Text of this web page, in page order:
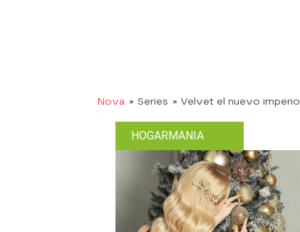
Nova » Series » Velvet el nuevo imperio
HOGARMANIA